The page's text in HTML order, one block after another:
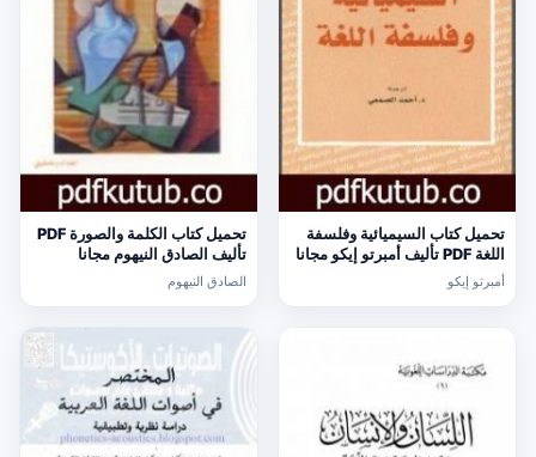
تحميل كتاب السيميائية وفلسفة
اللغة PDF تأليف أمبرتو إيكو مجانا
[كامل]
أمبرتو إيكو
تحميل كتاب الكلمة والصورة PDF
تأليف الصادق النيهوم مجانا
[كامل]
الصادق النيهوم